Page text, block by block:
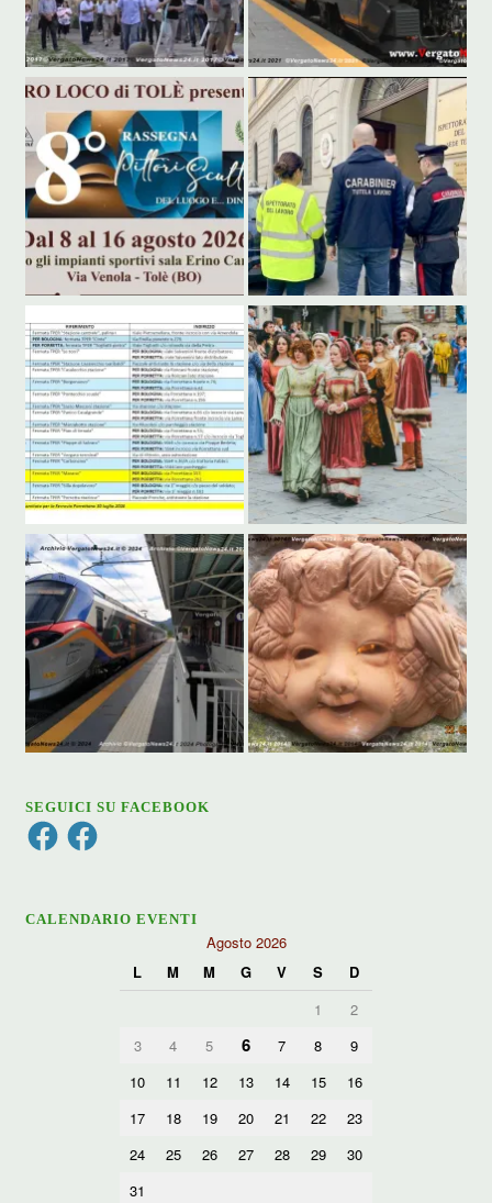
SEGUICI SU FACEBOOK
FacebookFacebook
CALENDARIO EVENTI
Agosto 2026
L
M M G V S
D
1
2
3
4 5 6 7 8
9
10
11 12 13 14 15
16
17
18 19 20 21 22
23
24
25 26 27 28 29
30
31